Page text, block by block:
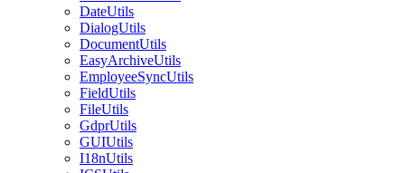
DateUtils
DialogUtils
DocumentUtils
EasyArchiveUtils
EmployeeSyncUtils
FieldUtils
FileUtils
GdprUtils
GUIUtils
I18nUtils